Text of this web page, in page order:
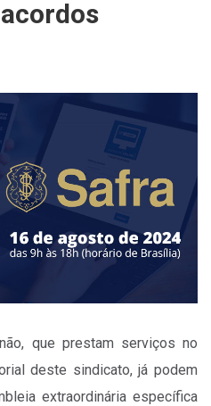
que prestam serviços no
deste sindicato, já podem
extraordinária específica